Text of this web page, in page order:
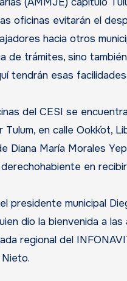
oficinas evitarán el
hacia otros
de trámites, sino
tendrán esas facilidades.
del CESI se
Tulum, en calle Ookk´ot,
Diana María Morales
en
presidente municipal
dio la bienvenida a
regional del